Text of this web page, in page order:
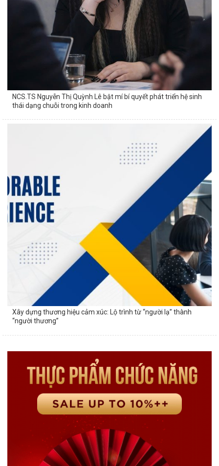
NCS.TS Nguyễn Thị Quỳnh Lê bật mí bí quyết phát triển hệ sinh
thái dạng chuỗi trong kinh doanh
Xây dựng thương hiệu cảm xúc: Lộ trình từ “người lạ” thành
“người thương”